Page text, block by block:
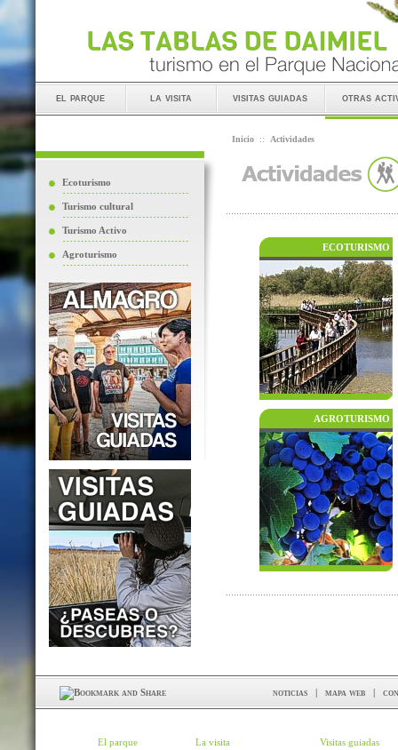
el parque la visita visitas guiadas otras
Ecoturismo
Turismo cultural
Turismo Activo
Agroturismo
Inicio :: Actividades
ECOTURISMO
AGROTURISMO
noticias | mapa web |
El parque La visita Visitas guiadas